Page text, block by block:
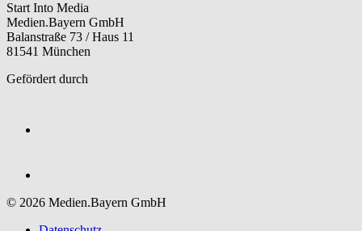
Start Into Media
Medien.Bayern GmbH
Balanstraße 73 / Haus 11
81541 München
Gefördert durch
© 2026 Medien.Bayern GmbH